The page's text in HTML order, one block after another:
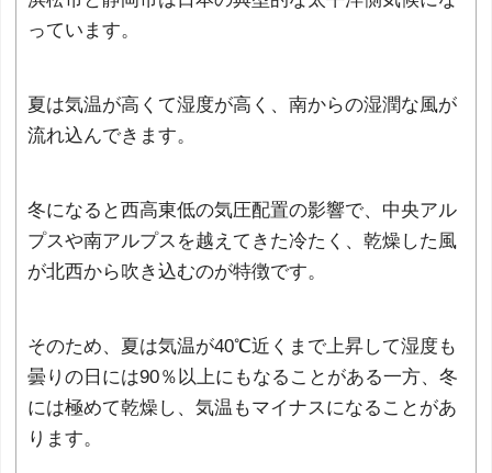
っています。
夏は気温が高くて湿度が高く、南からの湿潤な風が
流れ込んできます。
冬になると西高東低の気圧配置の影響で、中央アル
プスや南アルプスを越えてきた冷たく、乾燥した風
が北西から吹き込むのが特徴です。
そのため、夏は気温が40℃近くまで上昇して湿度も
曇りの日には90％以上にもなることがある一方、冬
には極めて乾燥し、気温もマイナスになることがあ
ります。